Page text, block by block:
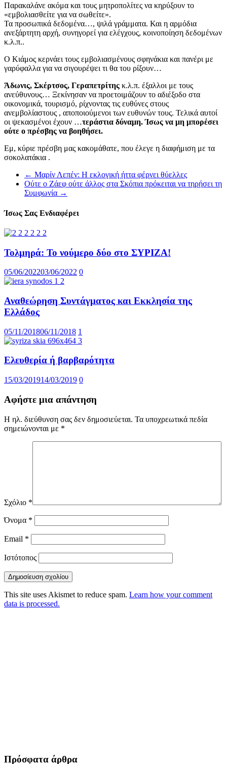
Παρακαλάνε ακόμα και τους μητροπολίτες να κηρύξουν το
«εμβολιασθείτε για να σωθείτε».
Τα προσωπικά δεδομένα…, ψιλά γράμματα. Και η αρμόδια
ανεξάρτητη αρχή, συνηγορεί για ελέγχους, κοινοποίηση δεδομένων
κ.λ.π..
Ο Κιάμος κερνάει τους εμβολιασμένους σφηνάκια και πανέρι με
γαρύφαλλα για να σιγουρέψει τι θα του ρίξουν…
Άδωνις, Σκέρτσος, Γεραπετρίτης κ.λ.π. έξαλλοι με τους
ανεύθυνους… Ξεκίνησαν να προετοιμάζουν το αδιέξοδο στα
οικονομικά, τουρισμό, ρίχνοντας τις ευθύνες στους
ανεμβολίαστους , αποποιούμενοι των ευθυνών τους. Τελικά αυτοί
οι ψεκασμένοι έχουν …τεράστια δύναμη. Ίσως να μη μπορέσει
ούτε ο πρέσβης να βοηθήσει.
Εμ, κύριε πρέσβη μας κακομάθατε, που έλεγε η διαφήμιση με τα
σοκολατάκια .
← Μαρίν Λεπέν: Η εκλογική ήττα φέρνει θύελλες
Ούτε ο Ζάεφ ούτε άλλος στα Σκόπια πρόκειται να τηρήσει τη
Συμφωνία →
Ίσως Σας Ενδιαφέρει
Τολμηρά: Το νούμερο δύο στο ΣΥΡΙΖΑ!
05/06/202203/06/2022 0
Αναθεώρηση Συντάγματος και Εκκλησία της
Ελλάδος
05/11/201806/11/2018 1
Ελευθερία ή βαρβαρότητα
15/03/201914/03/2019 0
Αφήστε μια απάντηση
Η ηλ. διεύθυνση σας δεν δημοσιεύεται. Τα υποχρεωτικά πεδία
σημειώνονται με *
Σχόλιο *
Όνομα *
Email *
Ιστότοπος
This site uses Akismet to reduce spam. Learn how your comment
data is processed.
Πρόσφατα άρθρα